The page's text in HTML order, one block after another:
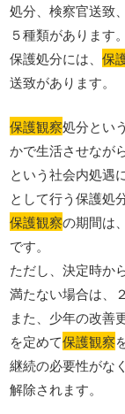
処分、検察官送致
５種類があります。
保護処分には、保
送致があります。
保護観察処分とい
かで生活させなが
という社会内処遇
として行う保護処
保護観察の期間は
です。
ただし、決定時か
満たない場合は、
また、少年の改善
を定めて保護観察
継続の必要性がな
解除されます。